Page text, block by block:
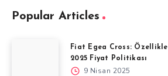
Popular Articles
Fiat Egea Cross:
2025 Fiyat Politikası
9 Nisan 2025